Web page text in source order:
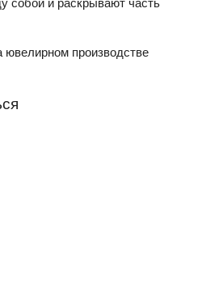
собой и раскрывают часть
ювелирном производстве